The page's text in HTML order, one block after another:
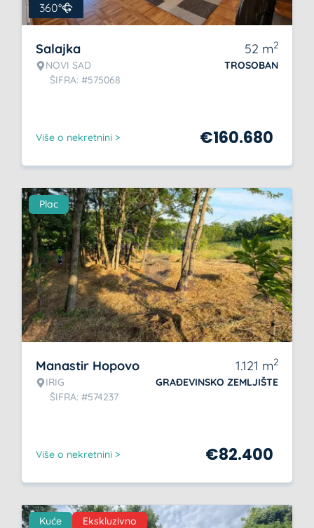
360°
Salajka
NOVI SAD
ŠIFRA: #575068
52 m2
TROSOBAN
Više o nekretnini > €160.680
Plac
Manastir Hopovo
IRIG
ŠIFRA: #574237
1.121 m2
GRAĐEVINSKO ZEMLJIŠTE
Više o nekretnini > €82.400
Kuće Ekskluzivno